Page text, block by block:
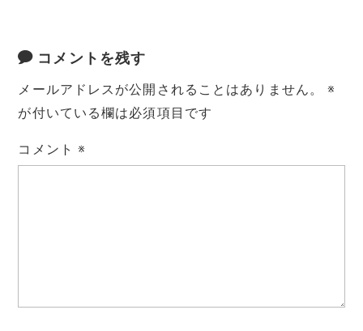
コメントを残す
メールアドレスが公開されることはありません。
※
が付いている欄は必須項目です
コメント※